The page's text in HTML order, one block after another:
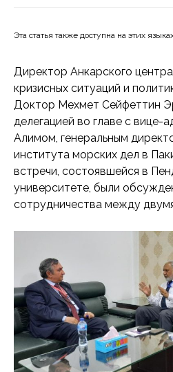
Эта статья также доступна на этих
Директор Анкарского
кризисных ситуаций и
Доктор Мехмет Сейфеттин
делегацией во главе с
Алимом, генеральным
института морских дел в
встречи, состоявшейся в
университете, были
сотрудничества между